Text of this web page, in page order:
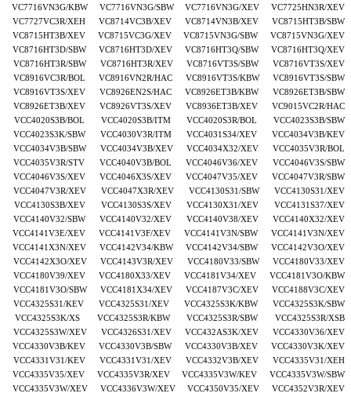
VC7716VN3G/KBW VC7716VN3G/SBW VC7716VN3G/XEV VC7725HN3R/XEV
VC7727VC3R/XEH VC8714VC3B/XEV VC8714VN3B/XEV VC8715HT3B/SBW
VC8715HT3B/XEV VC8715VC3G/XEV VC8715VN3G/SBW VC8715VN3G/XEV
VC8716HT3D/SBW VC8716HT3D/XEV VC8716HT3Q/SBW VC8716HT3Q/XEV
VC8716HT3R/SBW VC8716HT3R/XEV VC8716VT3S/SBW VC8716VT3S/XEV
VC8916VC3R/BOL VC8916VN2R/HAC VC8916VT3S/KBW VC8916VT3S/SBW
VC8916VT3S/XEV VC8926EN2S/HAC VC8926ET3B/KBW VC8926ET3B/SBW
VC8926ET3B/XEV VC8926VT3S/XEV VC8936ET3B/XEV VC9015VC2R/HAC
VCC4020S3B/BOL VCC4020S3B/ITM VCC4020S3R/BOL VCC4023S3B/SBW
VCC4023S3K/SBW VCC4030V3R/ITM VCC4031S34/XEV VCC4034V3B/KEV
VCC4034V3B/SBW VCC4034V3B/XEV VCC4034X32/XEV VCC4035V3R/BOL
VCC4035V3R/STV VCC4040V3B/BOL VCC4046V36/XEV VCC4046V3S/SBW
VCC4046V3S/XEV VCC4046X3S/XEV VCC4047V35/XEV VCC4047V3R/SBW
VCC4047V3R/XEV VCC4047X3R/XEV VCC4130S31/SBW VCC4130S31/XEV
VCC4130S3B/XEV VCC4130S3S/XEV VCC4130X31/XEV VCC4131S37/XEV
VCC4140V32/SBW VCC4140V32/XEV VCC4140V38/XEV VCC4140X32/XEV
VCC4141V3E/XEV VCC4141V3F/XEV VCC4141V3N/SBW VCC4141V3N/XEV
VCC4141X3N/XEV VCC4142V34/KBW VCC4142V34/SBW VCC4142V3O/XEV
VCC4142X3O/XEV VCC4143V3R/XEV VCC4180V33/SBW VCC4180V33/XEV
VCC4180V39/XEV VCC4180X33/XEV VCC4181V34/XEV VCC4181V3O/KBW
VCC4181V3O/SBW VCC4181X34/XEV VCC4187V3C/XEV VCC4188V3C/XEV
VCC4325S31/KEV VCC4325S31/XEV VCC4325S3K/KBW VCC4325S3K/SBW
VCC4325S3K/XS VCC4325S3R/KBW VCC4325S3R/SBW VCC4325S3R/XSB
VCC4325S3W/XEV VCC4326S31/XEV VCC432AS3K/XEV VCC4330V36/XEV
VCC4330V3B/KEV VCC4330V3B/SBW VCC4330V3B/XEV VCC4330V3K/XEV
VCC4331V31/KEV VCC4331V31/XEV VCC4332V3B/XEV VCC4335V31/XEH
VCC4335V35/XEV VCC4335V3R/XEV VCC4335V3W/KEV VCC4335V3W/SBW
VCC4335V3W/XEV VCC4336V3W/XEV VCC4350V35/XEV VCC4352V3R/XEV